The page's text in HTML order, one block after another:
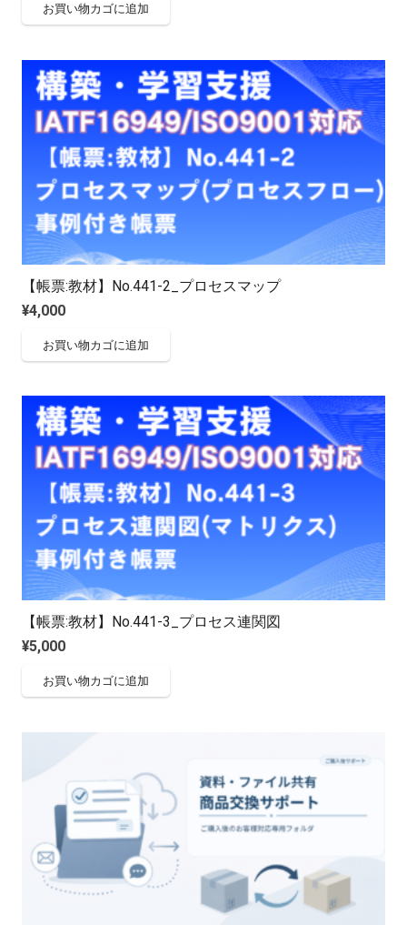
お買い物カゴに追加
【帳票:教材】No.441-2_プロセスマップ
¥4,000
お買い物カゴに追加
【帳票:教材】No.441-3_プロセス連関図
¥5,000
お買い物カゴに追加